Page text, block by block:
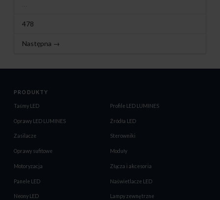
478
Następna →
PRODUKTY
Taśmy LED Profile LED LUMINES
Oprawy LED LUMINES Źródła LED
Zasilacze Sterowniki
Oprawy sufitowe Moduły
Motoryzacja Złącza i akcesoria
Panele LED Naświetlacze LED
Neony LED Lampy zewnętrzne